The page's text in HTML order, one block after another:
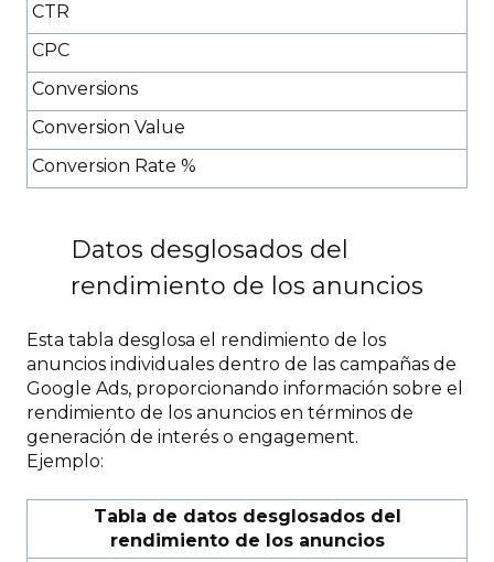
CTR
CPC
Conversions
Conversion Value
Conversion Rate %
Datos desglosados del
rendimiento de los anuncios
Esta tabla desglosa el rendimiento de los
anuncios individuales dentro de las campañas de
Google Ads, proporcionando información sobre el
rendimiento de los anuncios en términos de
generación de interés o engagement.
Ejemplo:
Tabla de datos desglosados del
rendimiento de los anuncios